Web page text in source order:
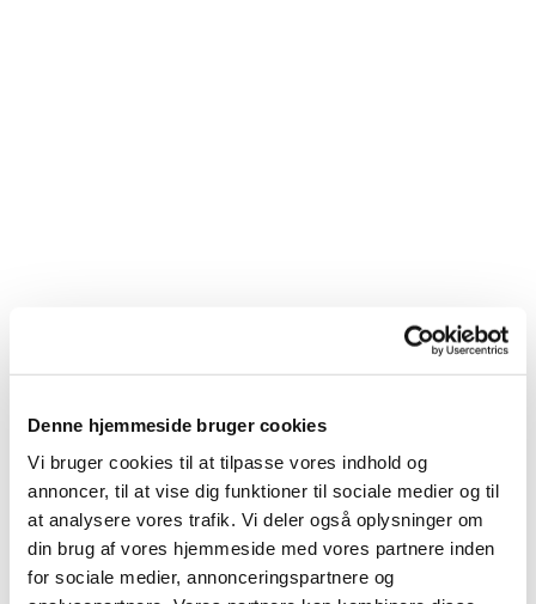
Denne hjemmeside bruger cookies
Vi bruger cookies til at tilpasse vores indhold og
annoncer, til at vise dig funktioner til sociale medier og til
at analysere vores trafik. Vi deler også oplysninger om
din brug af vores hjemmeside med vores partnere inden
for sociale medier, annonceringspartnere og